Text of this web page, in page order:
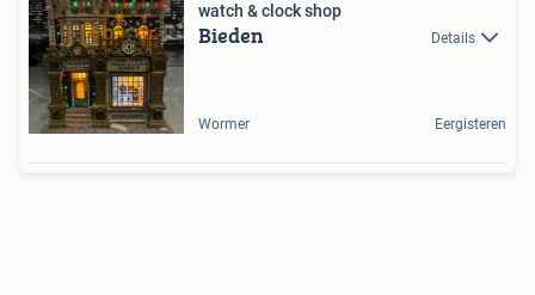
watch & clock shop
Bieden Details
Wormer Eergisteren